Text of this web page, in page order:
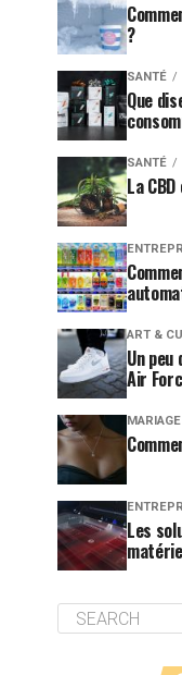
?
SANTÉ
Que
SANTÉ
La
ART &
Un
Air
MARIAGE
Les